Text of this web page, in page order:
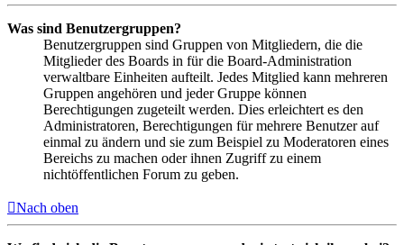
Was sind Benutzergruppen?
Benutzergruppen sind Gruppen von Mitgliedern, die die
Mitglieder des Boards in für die Board-Administration
verwaltbare Einheiten aufteilt. Jedes Mitglied kann mehreren
Gruppen angehören und jeder Gruppe können
Berechtigungen zugeteilt werden. Dies erleichtert es den
Administratoren, Berechtigungen für mehrere Benutzer auf
einmal zu ändern und sie zum Beispiel zu Moderatoren eines
Bereichs zu machen oder ihnen Zugriff zu einem
nichtöffentlichen Forum zu geben.
Nach oben